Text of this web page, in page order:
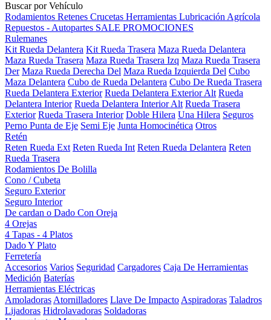
Buscar por Vehículo
Rodamientos Retenes Crucetas Herramientas Lubricación Agrícola
Repuestos - Autopartes SALE PROMOCIONES
Rulemanes
Kit Rueda Delantera Kit Rueda Trasera Maza Rueda Delantera
Maza Rueda Trasera Maza Rueda Trasera Izq Maza Rueda Trasera
Der Maza Rueda Derecha Del Maza Rueda Izquierda Del Cubo
Maza Delantera Cubo de Rueda Delantera Cubo De Rueda Trasera
Rueda Delantera Exterior Rueda Delantera Exterior Alt Rueda
Delantera Interior Rueda Delantera Interior Alt Rueda Trasera
Exterior Rueda Trasera Interior Doble Hilera Una Hilera Seguros
Perno Punta de Eje Semi Eje Junta Homocinética Otros
Retén
Reten Rueda Ext Reten Rueda Int Reten Rueda Delantera Reten
Rueda Trasera
Rodamientos De Bolilla
Cono / Cubeta
Seguro Exterior
Seguro Interior
De cardan o Dado Con Oreja
4 Orejas
4 Tapas - 4 Platos
Dado Y Plato
Ferretería
Accesorios Varios Seguridad Cargadores Caja De Herramientas
Medición Baterías
Herramientas Eléctricas
Amoladoras Atornilladores Llave De Impacto Aspiradoras Taladros
Lijadoras Hidrolavadoras Soldadoras